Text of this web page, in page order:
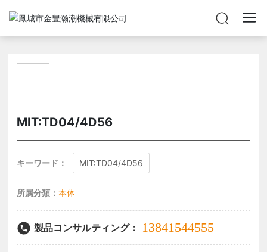
MIT:TD04/4D56
キーワード： MIT:TD04/4D56
所属分類：本体
製品コンサルティング： 13841544555